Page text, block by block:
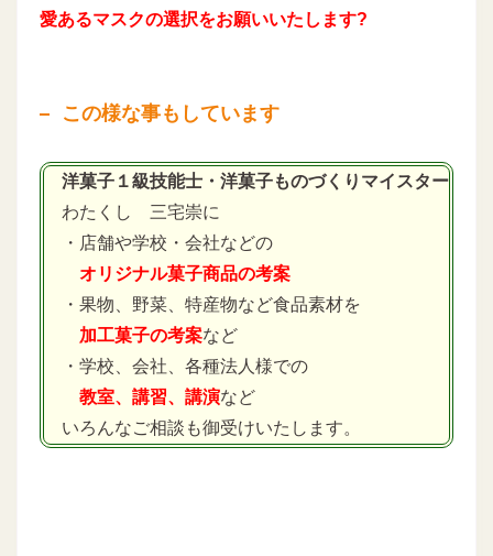
愛あるマスクの選択をお願いいたします?
この様な事もしています
洋菓子１級技能士・洋菓子ものづくりマイスター
わたくし 三宅崇に
・店舗や学校・会社などの
オリジナル菓子商品の考案
・果物、野菜、特産物など食品素材を
加工菓子の考案など
・学校、会社、各種法人様での
教室、講習、講演など
いろんなご相談も御受けいたします。